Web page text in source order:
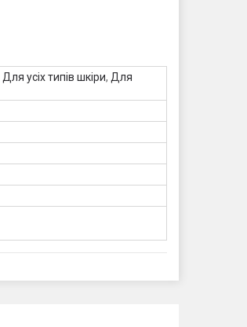
Для усіх типів шкіри, Для